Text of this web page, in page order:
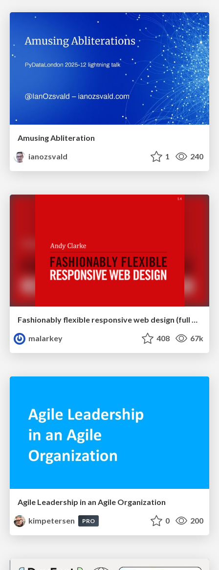
Amusing Abliteration
ianozsvald
1 240
Fashionably flexible responsive web design (full day workshop)
malarkey
408 67k
Agile Leadership in an Agile Organization
kimpetersen
PRO 0 200